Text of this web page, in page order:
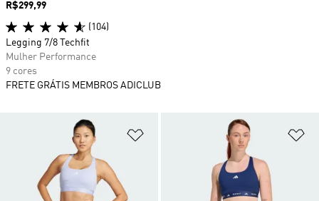
Adicionar à Lista de Desejos
Preço
R$299,99
(104)
Legging 7/8 Techfit
Mulher Performance
9 cores
FRETE GRÁTIS MEMBROS ADICLUB